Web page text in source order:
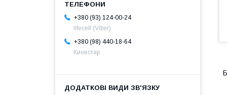
+380 (93) 124-00-24
lifecell (Viber)
+380 (98) 440-18-64
Киевстар